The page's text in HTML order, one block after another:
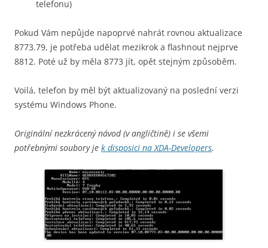
telefonu)
Pokud Vám nepůjde napoprvé nahrát rovnou aktualizace
8773.79, je potřeba udělat mezikrok a flashnout nejprve
8812. Poté už by měla 8773 jít, opět stejným způsoběm.
Voilá, telefon by měl být aktualizovaný na poslední verzi
systému Windows Phone.
Originální nezkrácený návod (v angličtině) i se všemi
potřebnými soubory je k disposici na XDA-Developers.